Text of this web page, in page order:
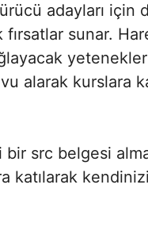
adayları için
sunar.
alarak kurslara
src belgesi
katılarak